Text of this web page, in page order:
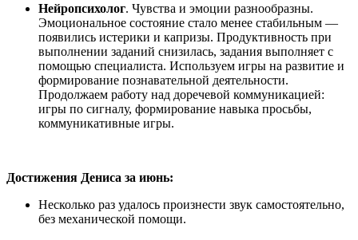
Нейропсихолог. Чувства и эмоции разнообразны.
Эмоциональное состояние стало менее стабильным —
появились истерики и капризы. Продуктивность при
выполнении заданий снизилась, задания выполняет с
помощью специалиста. Используем игры на развитие и
формирование познавательной деятельности.
Продолжаем работу над доречевой коммуникацией:
игры по сигналу, формирование навыка просьбы,
коммуникативные игры.
Достижения Дениса за июнь:
Несколько раз удалось произнести звук самостоятельно,
без механической помощи.